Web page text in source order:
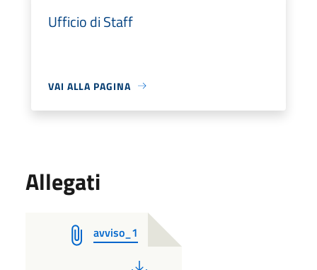
Ufficio di Staff
VAI ALLA PAGINA
Allegati
avviso_1